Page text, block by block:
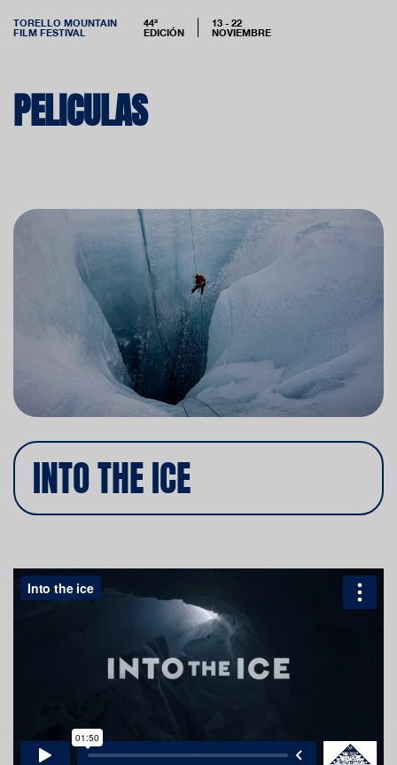
TORELLO MOUNTAIN
FILM FESTIVAL
44ª
EDICIÓN
13 - 22
NOVIEMBRE
PELICULAS
INTO THE ICE